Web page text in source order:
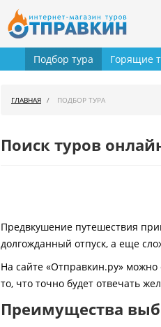
Подбор тура Горящие
ГЛАВНАЯ ПОДБОР ТУРА
Поиск туров
Предвкушение путешествия
долгожданный отпуск, а еще
На сайте «Отправкин.ру»
то, что точно будет отвечать
Преимущества